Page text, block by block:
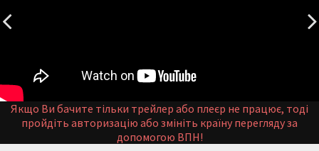
Якщо Ви бачите тільки трейлер або плеєр не працює, тоді
пройдіть авторизацію або змініть країну перегляду за
допомогою ВПН!